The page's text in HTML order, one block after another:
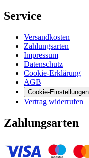
Service
Versandkosten
Zahlungsarten
Impressum
Datenschutz
Cookie-Erklärung
AGB
Cookie-Einstellungen
Vertrag widerrufen
Zahlungsarten